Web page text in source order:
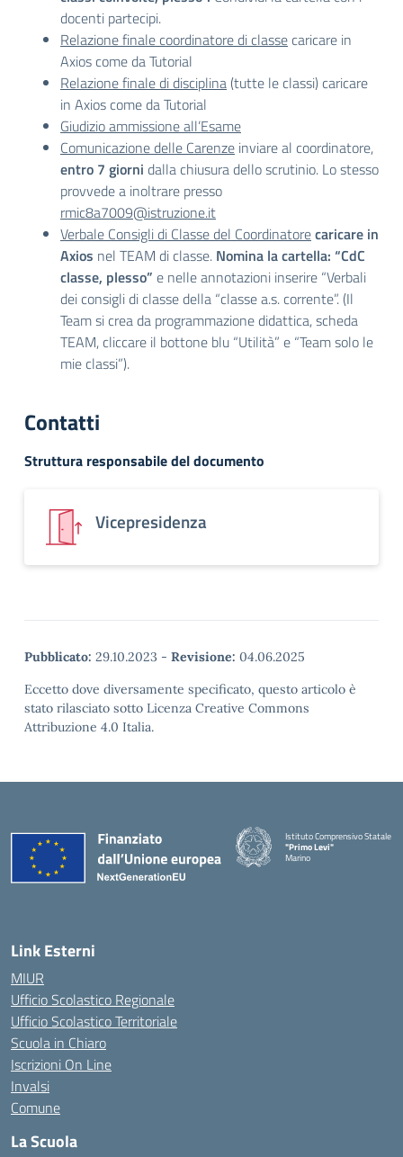
docenti partecipi.
Relazione finale coordinatore di classe caricare in
Axios come da Tutorial
Relazione finale di disciplina (tutte le classi) caricare
in Axios come da Tutorial
Giudizio ammissione all’Esame
Comunicazione delle Carenze inviare al coordinatore,
entro 7 giorni dalla chiusura dello scrutinio. Lo stesso
provvede a inoltrare presso
rmic8a7009@istruzione.it
Verbale Consigli di Classe del Coordinatorecaricare in
Axios nel TEAM di classe. Nomina la cartella: “CdC
classe, plesso” e nelle annotazioni inserire “Verbali
dei consigli di classe della “classe a.s. corrente”. (Il
Team si crea da programmazione didattica, scheda
TEAM, cliccare il bottone blu “Utilità” e “Team solo le
mie classi”).
Contatti
Struttura responsabile del documento
Vicepresidenza
Pubblicato: 29.10.2023 - Revisione: 04.06.2025
Eccetto dove diversamente specificato, questo articolo è
stato rilasciato sotto Licenza Creative Commons
Attribuzione 4.0 Italia.
Istituto Comprensivo Statale
"Primo Levi"
Marino
Link Esterni
MIUR
Ufficio Scolastico Regionale
Ufficio Scolastico Territoriale
Scuola in Chiaro
Iscrizioni On Line
Invalsi
Comune
La Scuola